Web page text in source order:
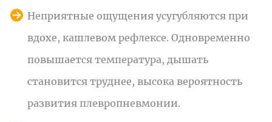
Неприятные ощущения усугубляются при
вдохе, кашлевом рефлексе. Одновременно
повышается температура, дышать
становится труднее, высока вероятность
развития плевропневмонии.